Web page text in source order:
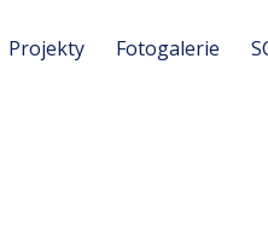
Projekty Fotogalerie